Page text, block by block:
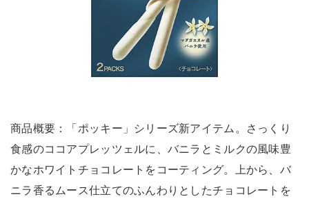
商品概要：「ポッキー」シリーズ新アイテム。さっくり
食感のココアプレッツェルに、バニラとミルクの風味豊
かなホワイトチョコレートをコーティング。上から、バ
ニラ香るムース仕立てのふんわりとしたチョコレートを